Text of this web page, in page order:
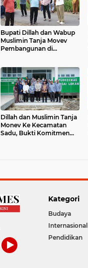
Bupati Dillah dan Wabup
Muslimin Tanja Movev
Pembangunan di
Dillah dan Muslimin Tanja
Monev Ke Kecamatan
Sadu, Bukti Komitmen
Kategori
Budaya
Internasional
Pendidikan